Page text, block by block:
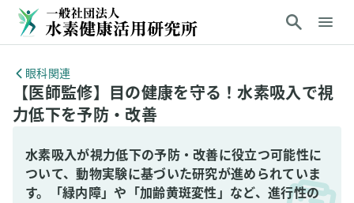
眼科関連
【医師監修】目の健康を守る！水素吸入で視
力低下を予防・改善
水素吸入が視力低下の予防・改善に役立つ可能性に
ついて、動物実験に基づいた研究が進められていま
す。「緑内障」や「加齢黄斑変性」など、進行性の